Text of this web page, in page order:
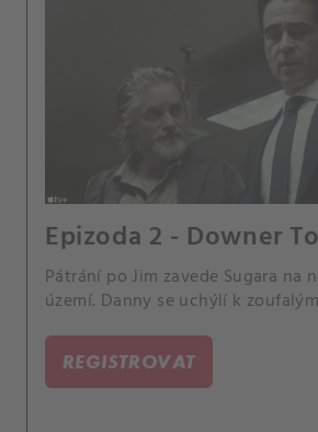
Epizoda 2 - Downer
Pátrání po Jim zavede Sugara na
území. Danny se uchýlí k
REGISTROVAT